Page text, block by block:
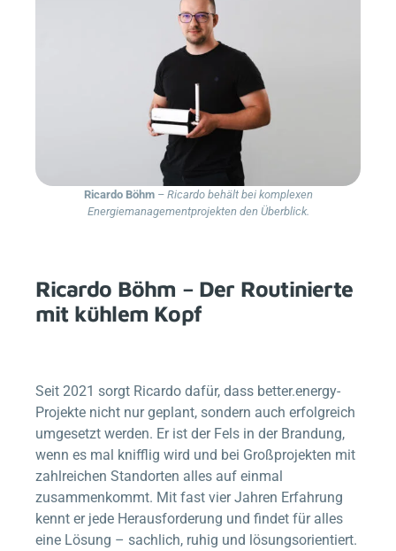
Ricardo Böhm– Ricardo behält bei komplexen
Energiemanagementprojekten den Überblick.
Ricardo Böhm – Der Routinierte
mit kühlem Kopf
Seit 2021 sorgt Ricardo dafür, dass better.energy-
Projekte nicht nur geplant, sondern auch erfolgreich
umgesetzt werden. Er ist der Fels in der Brandung,
wenn es mal knifflig wird und bei Großprojekten mit
zahlreichen Standorten alles auf einmal
zusammenkommt. Mit fast vier Jahren Erfahrung
kennt er jede Herausforderung und findet für alles
eine Lösung – sachlich, ruhig und lösungsorientiert.